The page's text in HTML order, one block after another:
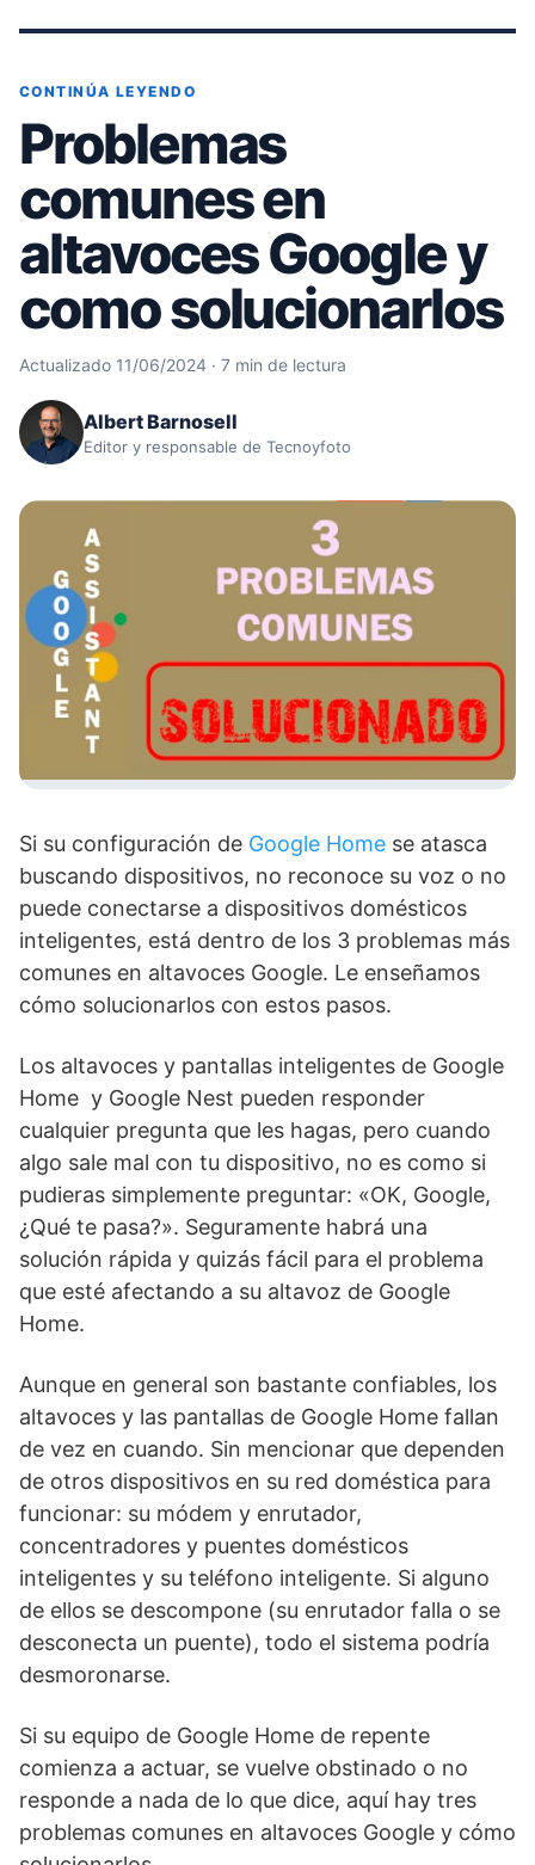
CONTINÚA LEYENDO
Problemas
comunes en
altavoces Google y
como solucionarlos
Actualizado 11/06/2024 · 7 min de lectura
Albert Barnosell
Editor y responsable de Tecnoyfoto
Si su configuración de Google Home se atasca
buscando dispositivos, no reconoce su voz o no
puede conectarse a dispositivos domésticos
inteligentes, está dentro de los 3 problemas más
comunes en altavoces Google. Le enseñamos
cómo solucionarlos con estos pasos.
Los altavoces y pantallas inteligentes de Google
Home y Google Nest pueden responder
cualquier pregunta que les hagas, pero cuando
algo sale mal con tu dispositivo, no es como si
pudieras simplemente preguntar: «OK, Google,
¿Qué te pasa?». Seguramente habrá una
solución rápida y quizás fácil para el problema
que esté afectando a su altavoz de Google
Home.
Aunque en general son bastante confiables, los
altavoces y las pantallas de Google Home fallan
de vez en cuando. Sin mencionar que dependen
de otros dispositivos en su red doméstica para
funcionar: su módem y enrutador,
concentradores y puentes domésticos
inteligentes y su teléfono inteligente. Si alguno
de ellos se descompone (su enrutador falla o se
desconecta un puente), todo el sistema podría
desmoronarse.
Si su equipo de Google Home de repente
comienza a actuar, se vuelve obstinado o no
responde a nada de lo que dice, aquí hay tres
problemas comunes en altavoces Google y cómo